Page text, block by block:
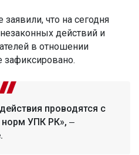
что на сегодня
действий и
в отношении
зафиксировано.
проводятся с
УПК РК», ‒